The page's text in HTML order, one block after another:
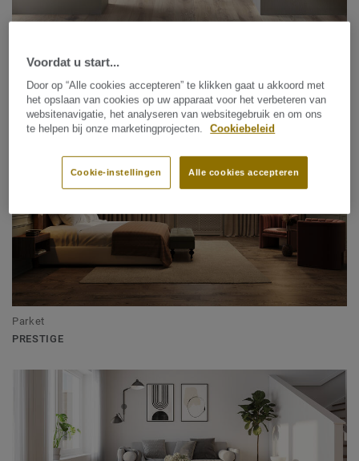
Parket
HERITAGE
Parket
PRESTIGE
Voordat u start...
Door op “Alle cookies accepteren” te klikken gaat u akkoord met
het opslaan van cookies op uw apparaat voor het verbeteren van
websitenavigatie, het analyseren van websitegebruik en om ons
te helpen bij onze marketingprojecten.
Cookiebeleid
Alle cookies accepteren
Cookie-instellingen